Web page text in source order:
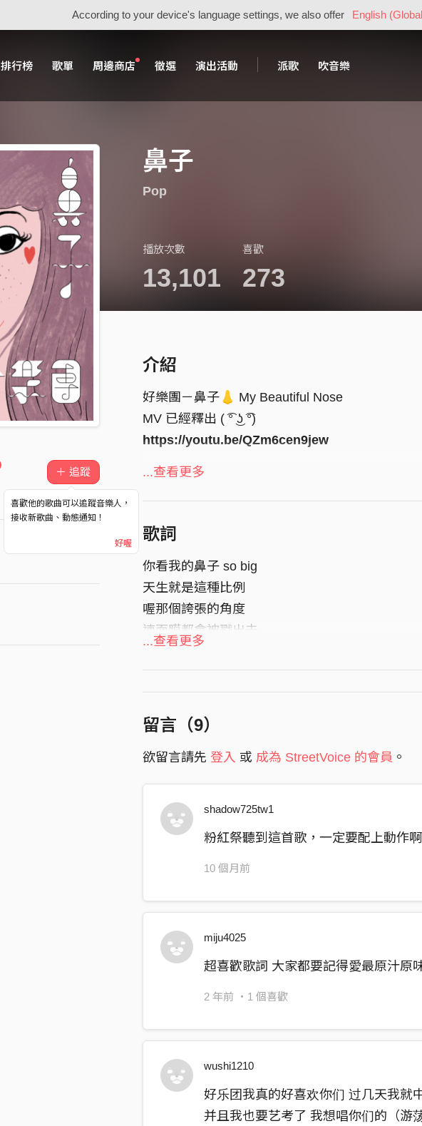
According to your device's language settings, we also offer English
排行榜 歌單 周邊商店 徵選 演出活動 派歌 吹音樂
鼻子
Pop
播放次數
13,101
喜歡
273
＋ 追蹤
喜歡他的歌曲可以追蹤音樂人，
接收新歌曲、動態通知！
好喔
介紹
好樂團－鼻子👃 My Beautiful Nose
MV 已經釋出 ( ͡° ͜ʖ ͡°)
https://youtu.be/QZm6cen9jew
〈鼻子〉以瓊文自身從小被人講到大的大鼻子為
瓊文說自己子高又尖的鼻子常常被誤會有整形墊
擁有這麼挺拔的鼻子是一件值得驕傲的事！
〈鼻子〉歌詞中滿巧思，除了副歌用「北鼻
堅硬的鼻子，也使用了不少跟 Nose 有關的英文
上，好樂團也有所突破，除了睽違多年終於由團
同在 MV 中舞動。
瓊文表示：「不論鼻子大或小、會不會打呼、有
得被稱呼北鼻！」
...查看更多
歌詞
你看我的鼻子 so big
天生就是這種比例
喔那個誇張的角度
連面膜都會被戳出去
旁邊有一起演奏的你
你看著鼻子叫我北鼻
就算和山一樣高
高得像剛才那顆音
你說它 maybe 是個美鼻
這是個黃金比例
喔 baby it’s glowing
喔 baby keep breathing
我從來不需要逃避
天生就是銅牆鐵壁
喔這個誇張的硬度
能突破的只剩鎧巨
...查看更多
留言（9）
欲留言請先 登入 或 成為 StreetVoice 的會員 。
shadow725tw1
粉紅祭聽到這首歌，一定要配上動作啊
10 個月前
miju4025
超喜歡歌詞 大家都要記得愛最原汁原
2 年前 ・1 個喜歡
wushi1210
好乐团我真的好喜欢你们 过几天我就
并且我也要艺考了 我想唱你们的（游